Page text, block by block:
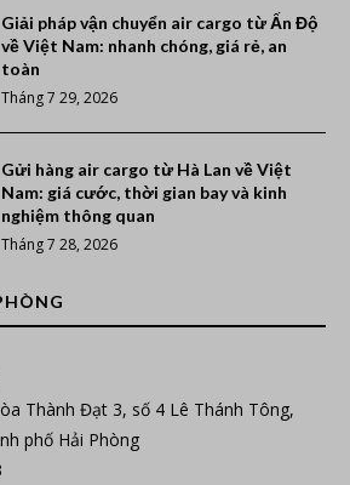
Giải pháp vận chuyển air cargo từ Ấn Độ
về Việt Nam: nhanh chóng, giá rẻ, an
toàn
Tháng 7 29, 2026
Gửi hàng air cargo từ Hà Lan về Việt
Nam: giá cước, thời gian bay và kinh
nghiệm thông quan
Tháng 7 28, 2026
Thành Đạt 3, số 4 Lê Thánh Tông,
phố Hải Phòng